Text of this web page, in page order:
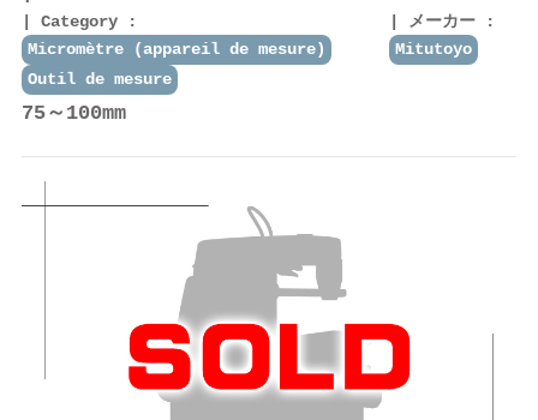
Category :
Micromètre (appareil de mesure)
Outil de mesure
メーカー :
Mitutoyo
75～100mm